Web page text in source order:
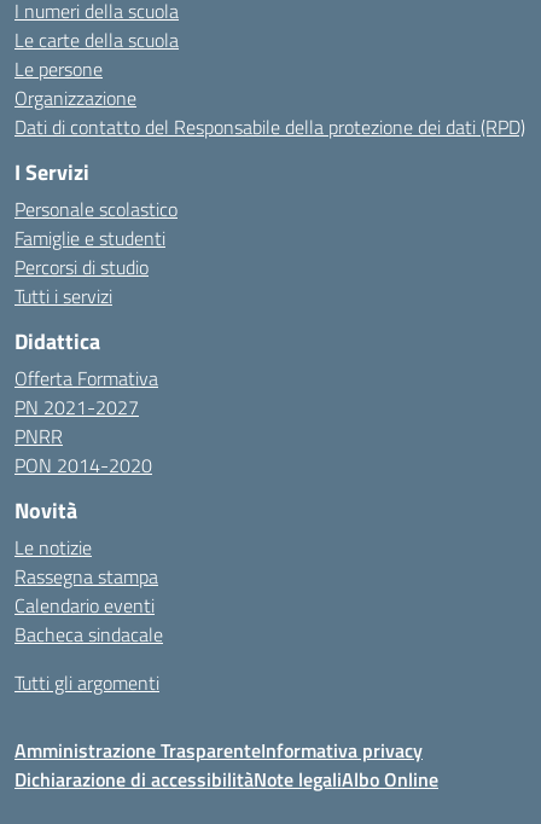
I numeri della scuola
Le carte della scuola
Le persone
Organizzazione
Dati di contatto del Responsabile della protezione dei dati (RPD)
I Servizi
Personale scolastico
Famiglie e studenti
Percorsi di studio
Tutti i servizi
Didattica
Offerta Formativa
PN 2021-2027
PNRR
PON 2014-2020
Novità
Le notizie
Rassegna stampa
Calendario eventi
Bacheca sindacale
Tutti gli argomenti
Amministrazione TrasparenteInformativa privacy
Dichiarazione di accessibilitàNote legaliAlbo Online